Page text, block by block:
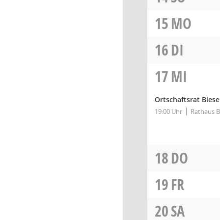
15MO
16DI
17MI
Ortschaftsrat
19:00 Uhr Rathaus
18DO
19FR
20SA